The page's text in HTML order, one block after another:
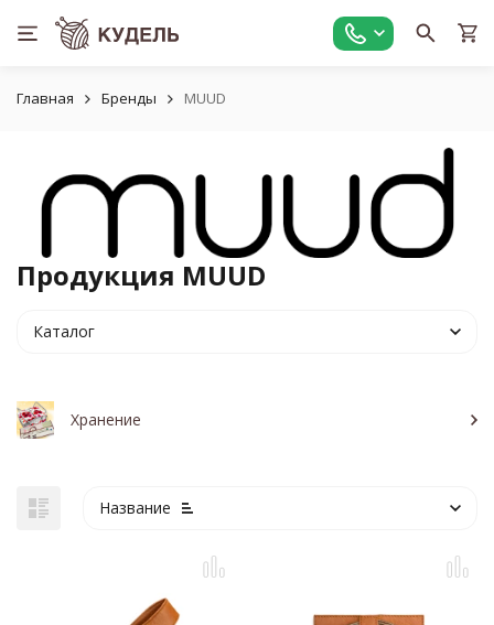
Главная Бренды MUUD
Продукция MUUD
Каталог
Хранение
Название